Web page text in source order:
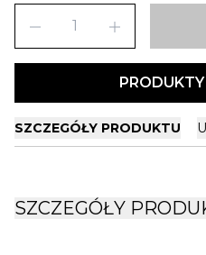
remove add
SZCZEGÓŁY PRODUKTU
SZCZEGÓŁY